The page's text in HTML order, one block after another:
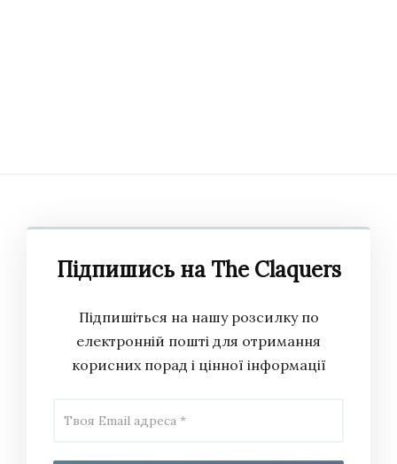
Підпишись на The Claquers
Підпишіться на нашу розсилку по
електронній пошті для отримання
корисних порад і цінної інформації